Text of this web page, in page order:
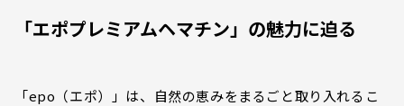
「エポプレミアムヘマチン」の魅力に迫る
「epo（エポ）」は、自然の恵みをまるごと取り入れるこ